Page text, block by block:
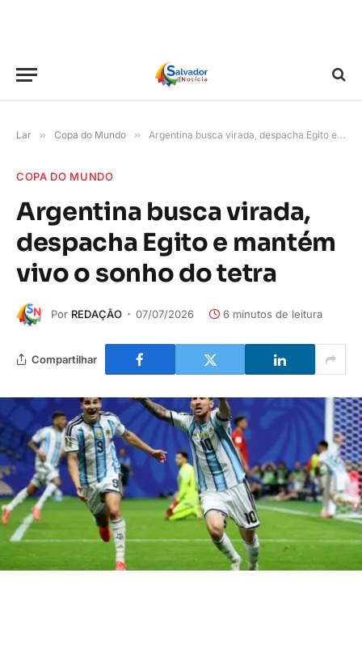
Lar » Copa do Mundo » Argentina busca virada, despacha Egito e mantém vivo o sonho do tetra
COPA DO MUNDO
Argentina busca virada,
despacha Egito e mantém
vivo o sonho do tetra
Por REDAÇÃO 07/07/2026 6 minutos de leitura
Compartilhar